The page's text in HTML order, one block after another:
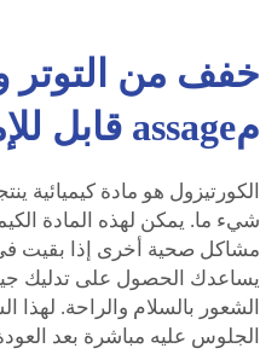
خفف من
مassage قابل للإمالة السماوي.
الكورتيزول هو مادة كيميائية
شيء ما. يمكن لهذه المادة
مشاكل صحية أخرى إذا بقيت
يساعدك الحصول على تدليك
الجلوس عليه مباشرة بعد